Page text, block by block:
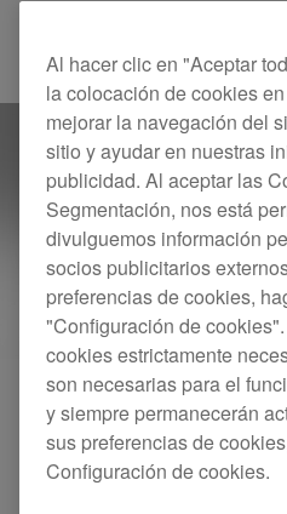
Al hacer clic en "Aceptar
la colocación de cookies
mejorar la navegación del
sitio y ayudar en nuestras
publicidad. Al aceptar las
Segmentación, nos está
divulguemos información
socios publicitarios
preferencias de cookies,
"Configuración de
cookies estrictamente
son necesarias para el
y siempre permanecerán
sus preferencias de
Configuración de cookies.